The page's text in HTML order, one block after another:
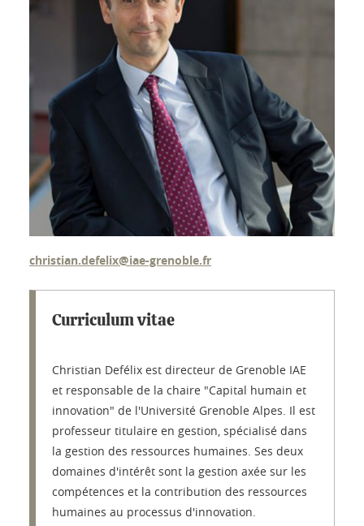
christian.defelix@iae-grenoble.fr
Curriculum vitae
Christian Defélix est directeur de Grenoble IAE
et responsable de la chaire "Capital humain et
innovation" de l'Université Grenoble Alpes. Il est
professeur titulaire en gestion, spécialisé dans
la gestion des ressources humaines. Ses deux
domaines d'intérêt sont la gestion axée sur les
compétences et la contribution des ressources
humaines au processus d'innovation.